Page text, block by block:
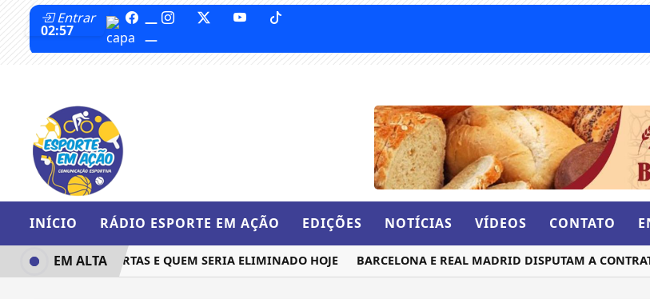
Entrar
INÍCIO RÁDIO ESPORTE EM AÇÃO EDIÇÕES NOTÍCIAS VÍDEOS CONTATO
IRIA ÀS QUARTAS E QUEM SERIA ELIMINADO HOJE BARCELONA E REAL MADRID DISPUTAM A
EM ALTA